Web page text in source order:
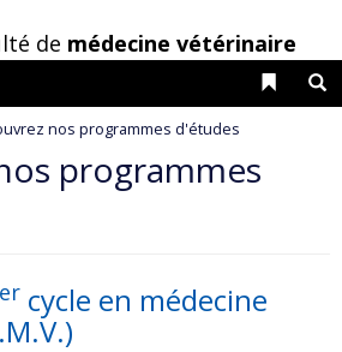
de médecine vétérinaire
Liens
nos programmes d'études
programmes
er cycle en médecine